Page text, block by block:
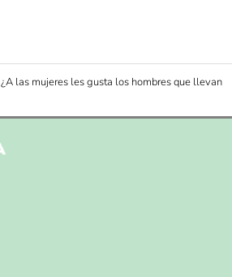
¿A las mujeres les gusta los hombres que llevan